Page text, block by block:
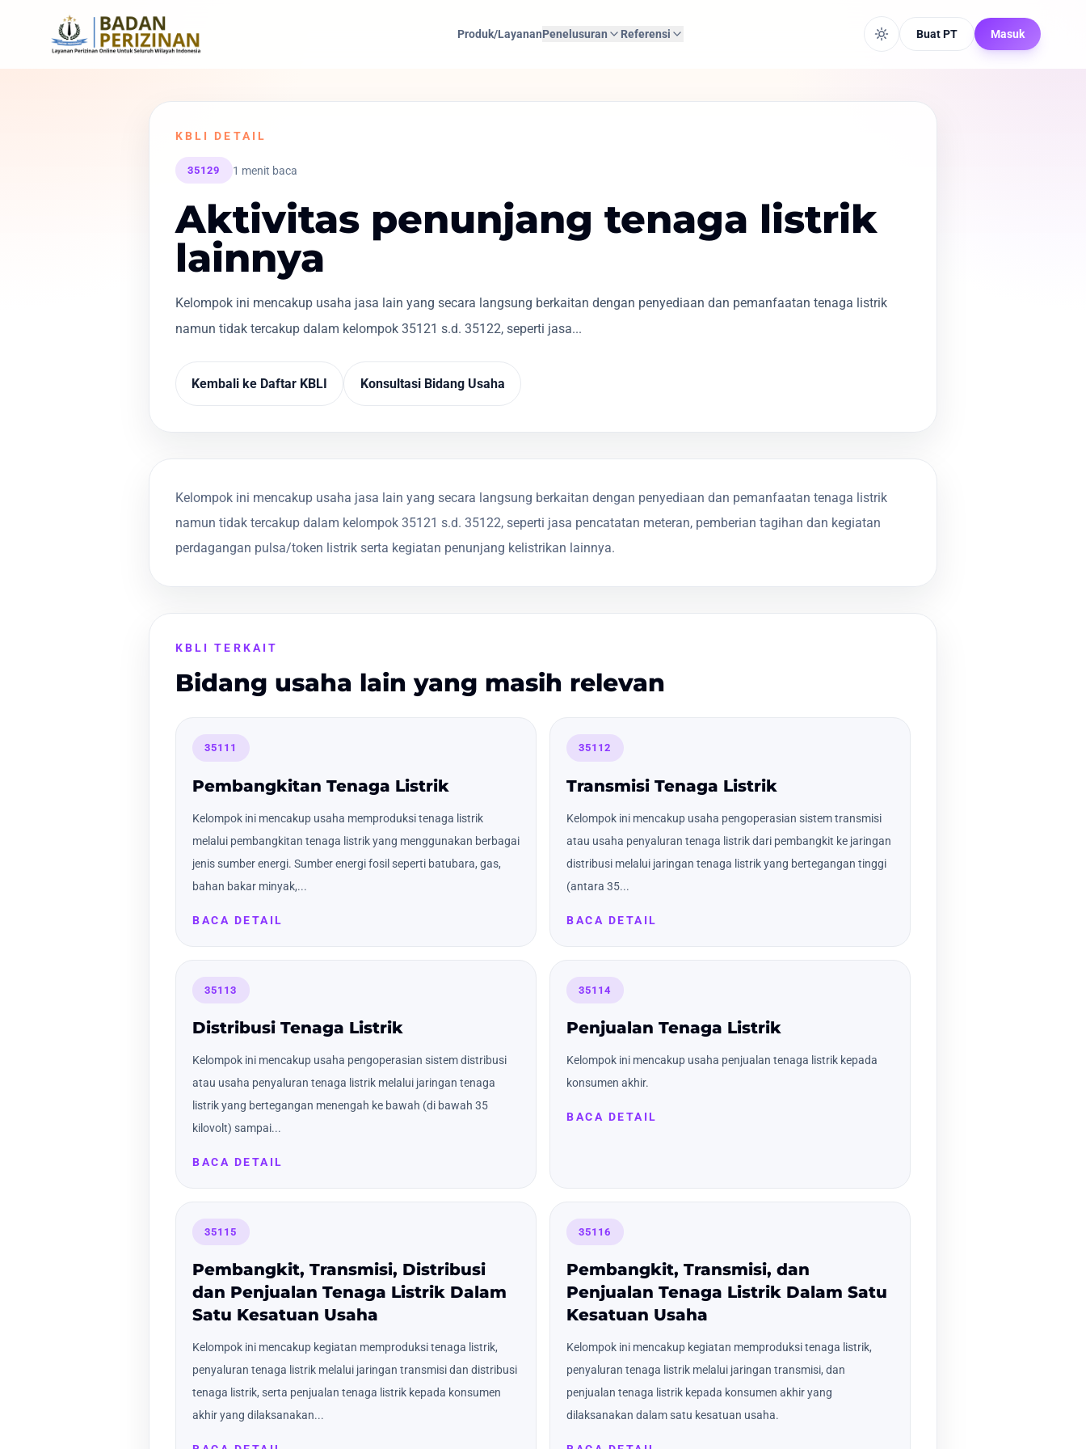
Produk/LayananPenelusuran Referensi Buat PT Masuk
KBLI DETAIL
35129 1 menit baca
Aktivitas penunjang tenaga listrik
lainnya
Kelompok ini mencakup usaha jasa lain yang secara langsung berkaitan dengan penyediaan dan pemanfaatan tenaga listrik
namun tidak tercakup dalam kelompok 35121 s.d. 35122, seperti jasa...
Kembali ke Daftar KBLI Konsultasi Bidang Usaha
Kelompok ini mencakup usaha jasa lain yang secara langsung berkaitan dengan penyediaan dan pemanfaatan tenaga listrik
namun tidak tercakup dalam kelompok 35121 s.d. 35122, seperti jasa pencatatan meteran, pemberian tagihan dan kegiatan
perdagangan pulsa/token listrik serta kegiatan penunjang kelistrikan lainnya.
KBLI TERKAIT
Bidang usaha lain yang masih relevan
35111
Pembangkitan Tenaga Listrik
Kelompok ini mencakup usaha memproduksi tenaga listrik
melalui pembangkitan tenaga listrik yang menggunakan berbagai
jenis sumber energi. Sumber energi fosil seperti batubara, gas,
bahan bakar minyak,...
BACA DETAIL
35112
Transmisi Tenaga Listrik
Kelompok ini mencakup usaha pengoperasian sistem transmisi
atau usaha penyaluran tenaga listrik dari pembangkit ke jaringan
distribusi melalui jaringan tenaga listrik yang bertegangan tinggi
(antara 35...
BACA DETAIL
35113
Distribusi Tenaga Listrik
Kelompok ini mencakup usaha pengoperasian sistem distribusi
atau usaha penyaluran tenaga listrik melalui jaringan tenaga
listrik yang bertegangan menengah ke bawah (di bawah 35
kilovolt) sampai...
BACA DETAIL
35114
Penjualan Tenaga Listrik
Kelompok ini mencakup usaha penjualan tenaga listrik kepada
konsumen akhir.
BACA DETAIL
35115
Pembangkit, Transmisi, Distribusi
dan Penjualan Tenaga Listrik Dalam
Satu Kesatuan Usaha
Kelompok ini mencakup kegiatan memproduksi tenaga listrik,
penyaluran tenaga listrik melalui jaringan transmisi dan distribusi
tenaga listrik, serta penjualan tenaga listrik kepada konsumen
akhir yang dilaksanakan...
35116
Pembangkit, Transmisi, dan
Penjualan Tenaga Listrik Dalam Satu
Kesatuan Usaha
Kelompok ini mencakup kegiatan memproduksi tenaga listrik,
penyaluran tenaga listrik melalui jaringan transmisi, dan
penjualan tenaga listrik kepada konsumen akhir yang
dilaksanakan dalam satu kesatuan usaha.